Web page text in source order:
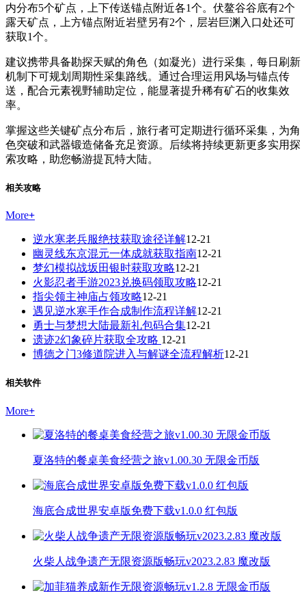
内分布5个矿点，上下传送锚点附近各1个。伏鳌谷谷底有2个
露天矿点，上方锚点附近岩壁另有2个，层岩巨渊入口处还可
获取1个。
建议携带具备勘探天赋的角色（如凝光）进行采集，每日刷新
机制下可规划周期性采集路线。通过合理运用风场与锚点传
送，配合元素视野辅助定位，能显著提升稀有矿石的收集效
率。
掌握这些关键矿点分布后，旅行者可定期进行循环采集，为角
色突破和武器锻造储备充足资源。后续将持续更新更多实用探
索攻略，助您畅游提瓦特大陆。
相关攻略
More+
逆水寒老兵服绝技获取途径详解12-21
幽灵线东京混元一体成就获取指南12-21
梦幻模拟战坂田银时获取攻略12-21
火影忍者手游2023兑换码领取攻略12-21
指尖领主神庙占领攻略12-21
遇见逆水寒手作合成制作流程详解12-21
勇士与梦想大陆最新礼包码合集12-21
遗迹2幻象碎片获取全攻略 12-21
博德之门3修道院进入与解谜全流程解析12-21
相关软件
More+
夏洛特的餐桌美食经营之旅v1.00.30 无限金币版
海底合成世界安卓版免费下载v1.0.0 红包版
火柴人战争遗产无限资源版畅玩v2023.2.83 魔改版